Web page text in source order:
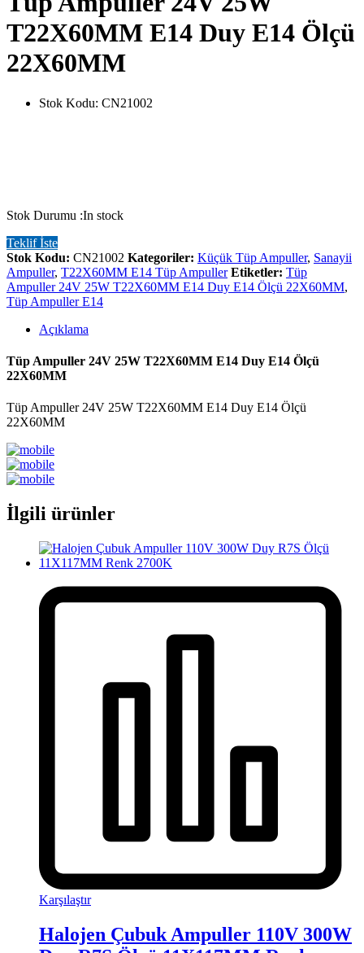
T22X60MM E14 Duy E14 Ölçü
22X60MM
Stok Kodu: CN21002
Stok Durumu :In stock
Teklif İste
Stok Kodu: CN21002 Kategoriler: Küçük Tüp Ampuller, Sanayii
Ampuller, T22X60MM E14 Tüp Ampuller Etiketler: Tüp
Ampuller 24V 25W T22X60MM E14 Duy E14 Ölçü 22X60MM,
Tüp Ampuller E14
Açıklama
Tüp Ampuller 24V 25W T22X60MM E14 Duy E14 Ölçü
22X60MM
Tüp Ampuller 24V 25W T22X60MM E14 Duy E14 Ölçü
22X60MM
İlgili ürünler
Karşılaştır
Halojen Çubuk Ampuller 110V 300W